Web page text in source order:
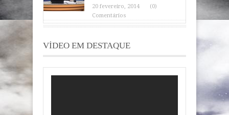
20 fevereiro, 2014
(0)
Comentários
VÍDEO EM DESTAQUE